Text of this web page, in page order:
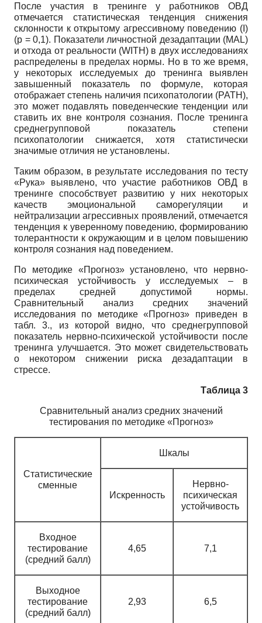
После участия в тренинге у работников ОВД
отмечается статистическая тенденция снижения
склонности к открытому агрессивному поведению (I)
(р = 0,1). Показатели личностной дезадаптации (MAL)
и отхода от реальности (WITH) в двух исследованиях
распределены в пределах нормы. Но в то же время,
у некоторых исследуемых до тренинга выявлен
завышенный показатель по формуле, которая
отображает степень наличия психопатологии (PATH),
это может подавлять поведенческие тенденции или
ставить их вне контроля сознания. После тренинга
среднегрупповой показатель степени
психопатологии снижается, хотя статистически
значимые отличия не установлены.
Таким образом, в результате исследования по тесту
«Рука» выявлено, что участие работников ОВД в
тренинге способствует развитию у них некоторых
качеств эмоциональной саморегуляции и
нейтрализации агрессивных проявлений, отмечается
тенденция к уверенному поведению, формированию
толерантности к окружающим и в целом повышению
контроля сознания над поведением.
По методике «Прогноз» установлено, что нервно-
психическая устойчивость у исследуемых – в
пределах средней допустимой нормы.
Сравнительный анализ средних значений
исследования по методике «Прогноз» приведен в
табл. 3., из которой видно, что среднегрупповой
показатель нервно-психической устойчивости после
тренинга улучшается. Это может свидетельствовать
о некотором снижении риска дезадаптации в
стрессе.
Таблица 3
Сравнительный анализ средних значений
тестирования по методике «Прогноз»
Статистические
сменные
Шкалы
Искренность
Нервно-
психическая
устойчивость
Входное
тестирование
(средний балл)
4,65 7,1
Выходное
тестирование
(средний балл)
2,93 6,5